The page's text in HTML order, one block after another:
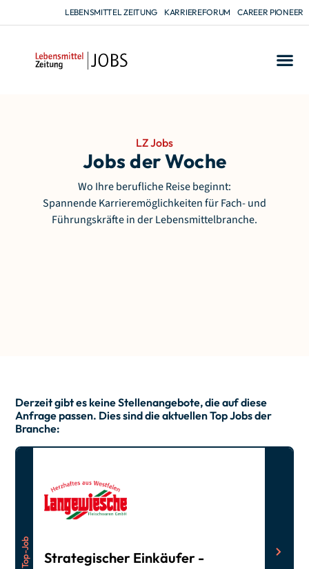
LEBENSMITTEL ZEITUNG KARRIEREFORUM CAREER PIONEER
LZ Jobs
Jobs der Woche
Wo Ihre berufliche Reise beginnt:
Spannende Karrieremöglichkeiten für Fach- und
Führungskräfte in der Lebensmittelbranche.
Derzeit gibt es keine Stellenangebote, die auf diese
Anfrage passen. Dies sind die aktuellen Top Jobs der
Branche:
Top-Job
Strategischer Einkäufer -